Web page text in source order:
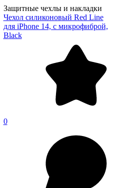
Защитные чехлы и накладки
Чехол силиконовый Red Line
для iPhone 14, с микрофиброй,
Black
0